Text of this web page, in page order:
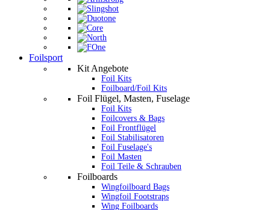
Foilsport
Kit Angebote
Foil Kits
Foilboard/Foil Kits
Foil Flügel, Masten, Fuselage
Foil Kits
Foilcovers & Bags
Foil Frontflügel
Foil Stabilisatoren
Foil Fuselage's
Foil Masten
Foil Teile & Schrauben
Foilboards
Wingfoilboard Bags
Wingfoil Footstraps
Wing Foilboards